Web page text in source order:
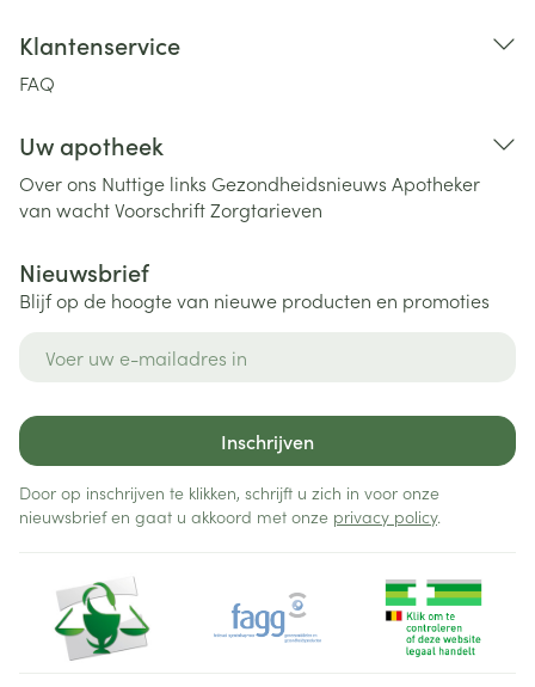
Klantenservice
FAQ
Uw apotheek
Over ons Nuttige links Gezondheidsnieuws Apotheker
van wachtVoorschriftZorgtarieven
Nieuwsbrief
Blijf op de hoogte van nieuwe producten en promoties
Inschrijven
Door op inschrijven te klikken, schrijft u zich in voor onze
nieuwsbrief en gaat u akkoord met onze privacy policy.